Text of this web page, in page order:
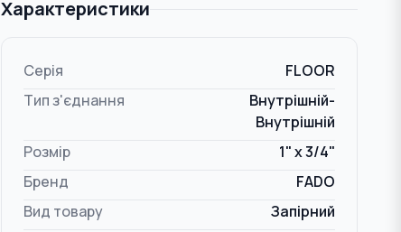
Характеристики
Серія
FLOOR
Тип з'єднання
Внутрішній-
Внутрішній
Розмір
1" x 3/4"
Бренд
FADO
Вид товару
Запірний